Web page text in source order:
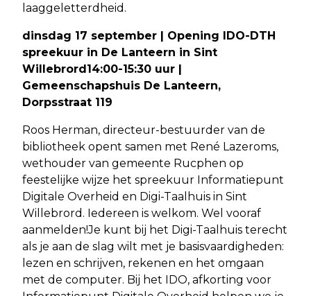
laaggeletterdheid.
dinsdag 17 september | Opening IDO-DTH
spreekuur in De Lanteern in Sint
Willebrord14:00-15:30 uur |
Gemeenschapshuis De Lanteern,
Dorpsstraat 119
Roos Herman, directeur-bestuurder van de
bibliotheek opent samen met René Lazeroms,
wethouder van gemeente Rucphen op
feestelijke wijze het spreekuur Informatiepunt
Digitale Overheid en Digi-Taalhuis in Sint
Willebrord. Iedereen is welkom. Wel vooraf
aanmelden!Je kunt bij het Digi-Taalhuis terecht
als je aan de slag wilt met je basisvaardigheden:
lezen en schrijven, rekenen en het omgaan
met de computer. Bij het IDO, afkorting voor